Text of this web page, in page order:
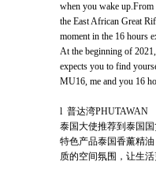
when you wake
the East African Great
moment in the 16 hours
At the beginning of
expects you to find
MU16, me and you 16
l 普达湾PHUTAWAN
泰国大使推荐到泰国
特色产品泰国香薰精
质的空间氛围，让生